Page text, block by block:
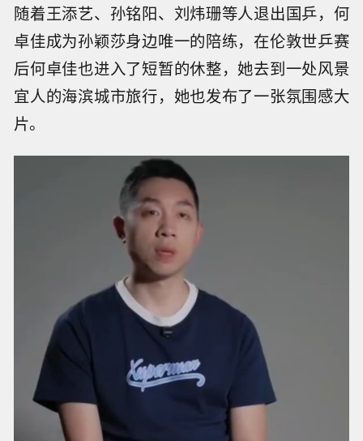
随着王添艺、孙铭阳、刘炜珊等人退出国乒，何
卓佳成为孙颖莎身边唯一的陪练，在伦敦世乒赛
后何卓佳也进入了短暂的休整，她去到一处风景
宜人的海滨城市旅行，她也发布了一张氛围感大
片。